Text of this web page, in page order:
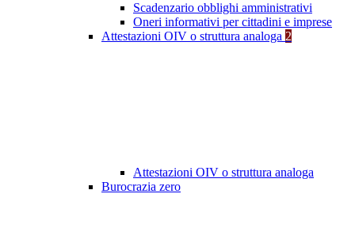
Scadenzario obblighi amministrativi
Oneri informativi per cittadini e imprese
Attestazioni OIV o struttura analoga 2
Attestazioni OIV o struttura analoga
Burocrazia zero